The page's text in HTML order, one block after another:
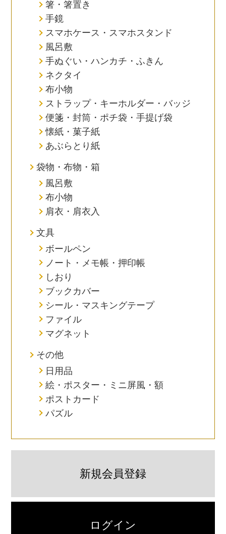
箸・箸置き
手鏡
スマホケース・スマホスタンド
風呂敷
手ぬぐい・ハンカチ・ふきん
ネクタイ
布小物
ストラップ・キーホルダー・バッジ
便箋・封筒・ポチ袋・手提げ袋
懐紙・菓子紙
あぶらとり紙
袋物・布物・箱
風呂敷
布小物
肩衣・肩衣入
文具
ボールペン
ノート・メモ帳・押印帳
しおり
ブックカバー
シール・マスキングテープ
ファイル
マグネット
その他
日用品
絵・ポスター・ミニ屏風・額
ポストカード
パズル
新規会員登録
ログイン